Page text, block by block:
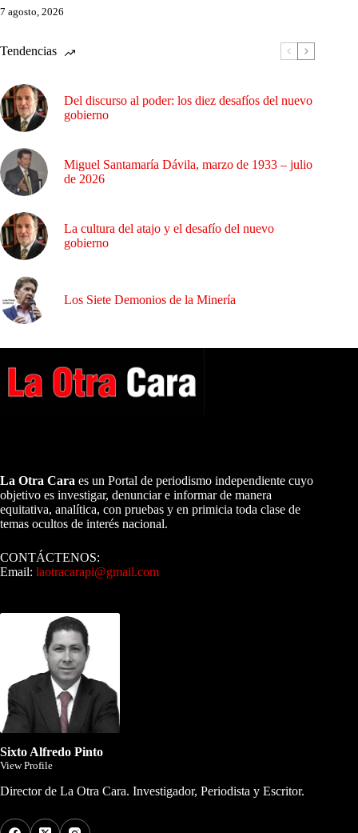
7 agosto, 2026
Tendencias
Del discurso al poder: los diez desafíos del nuevo
gobierno
Miguel Santamaría Dávila, marzo de 1933 – julio
de 2026
La cultura del atajo y el desafío del nuevo
gobierno
Los Siete Demonios de la Minería
La Otra Cara es un Portal de periodismo independiente cuyo
objetivo es investigar, denunciar e informar de manera
equitativa, analítica, con pruebas y en primicia toda clase de
temas ocultos de interés nacional.
CONTÁCTENOS:
Email: laotracarapi@gmail.com
Sixto Alfredo Pinto
View Profile
Director de La Otra Cara. Investigador, Periodista y Escritor.